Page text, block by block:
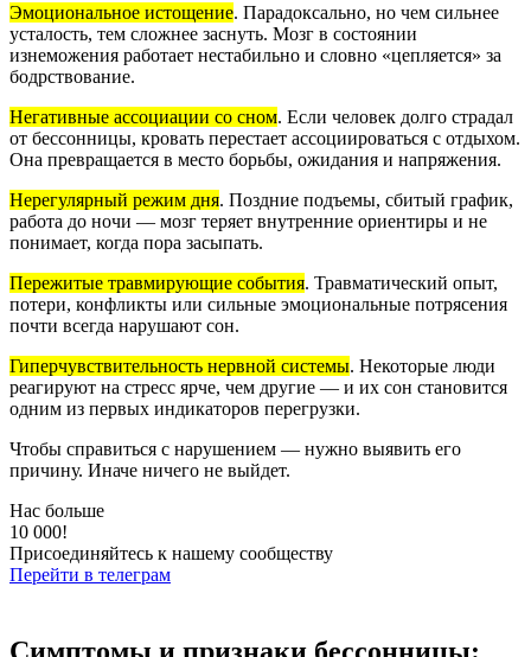
Эмоциональное истощение. Парадоксально, но чем сильнее
усталость, тем сложнее заснуть. Мозг в состоянии
изнеможения работает нестабильно и словно «цепляется» за
бодрствование.
Негативные ассоциации со сном. Если человек долго страдал
от бессонницы, кровать перестает ассоциироваться с отдыхом.
Она превращается в место борьбы, ожидания и напряжения.
Нерегулярный режим дня. Поздние подъемы, сбитый график,
работа до ночи — мозг теряет внутренние ориентиры и не
понимает, когда пора засыпать.
Пережитые травмирующие события. Травматический опыт,
потери, конфликты или сильные эмоциональные потрясения
почти всегда нарушают сон.
Гиперчувствительность нервной системы. Некоторые люди
реагируют на стресс ярче, чем другие — и их сон становится
одним из первых индикаторов перегрузки.
Чтобы справиться с нарушением — нужно выявить его
причину. Иначе ничего не выйдет.
Нас больше
10 000!
Присоединяйтесь к нашему сообществу
Перейти в телеграм